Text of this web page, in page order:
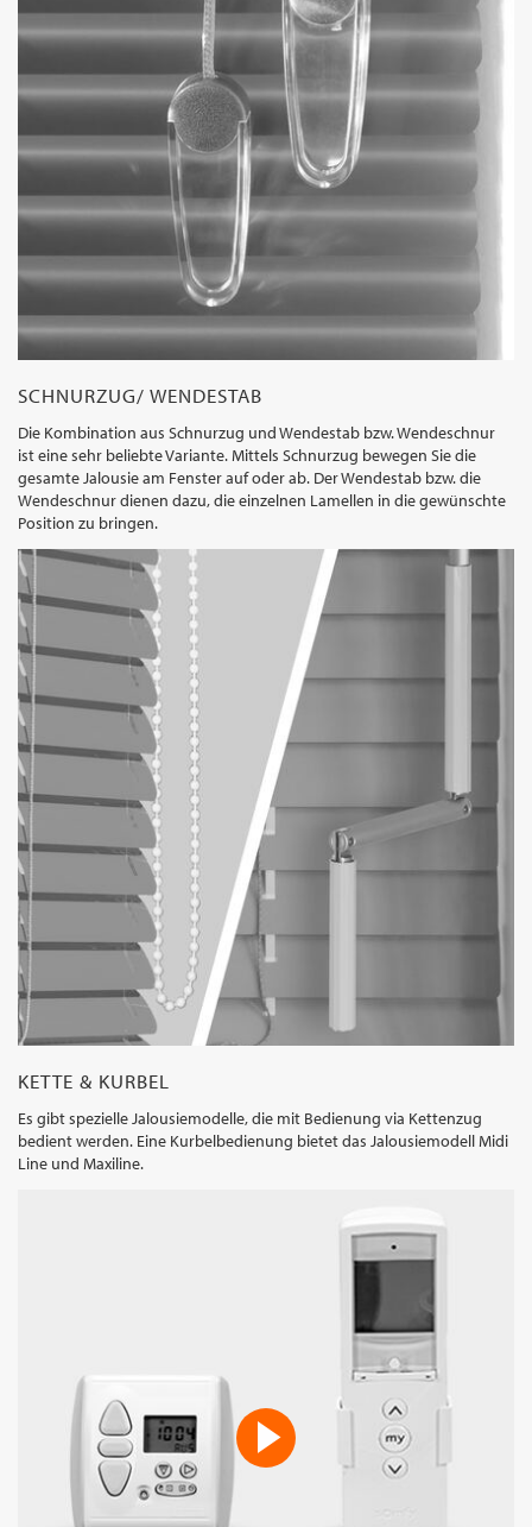
SCHNURZUG/ WENDESTAB
Die Kombination aus Schnurzug und Wendestab bzw. Wendeschnur
ist eine sehr beliebte Variante. Mittels Schnurzug bewegen Sie die
gesamte Jalousie am Fenster auf oder ab. Der Wendestab bzw. die
Wendeschnur dienen dazu, die einzelnen Lamellen in die gewünschte
Position zu bringen.
KETTE & KURBEL
Es gibt spezielle Jalousiemodelle, die mit Bedienung via Kettenzug
bedient werden. Eine Kurbelbedienung bietet das Jalousiemodell Midi
Line und Maxiline.